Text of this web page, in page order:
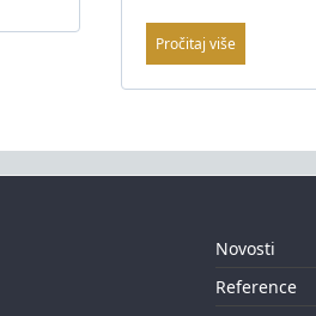
Pročitaj više
Novosti
Reference